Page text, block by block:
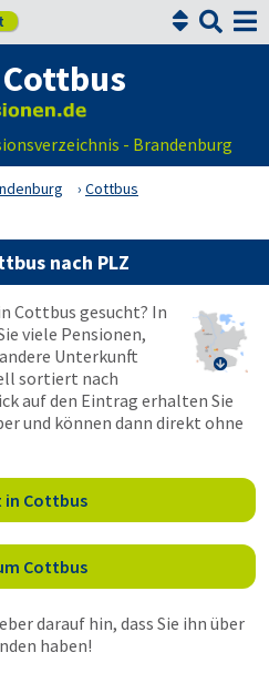


- Brandenburg
Cottbus
nach PLZ

Cottbus gesucht? In
viele Pensionen,
Unterkunft
sortiert nach
auf den Eintrag erhalten Sie
und können dann direkt ohne
in Cottbus
Cottbus
darauf hin, dass Sie ihn über
haben!